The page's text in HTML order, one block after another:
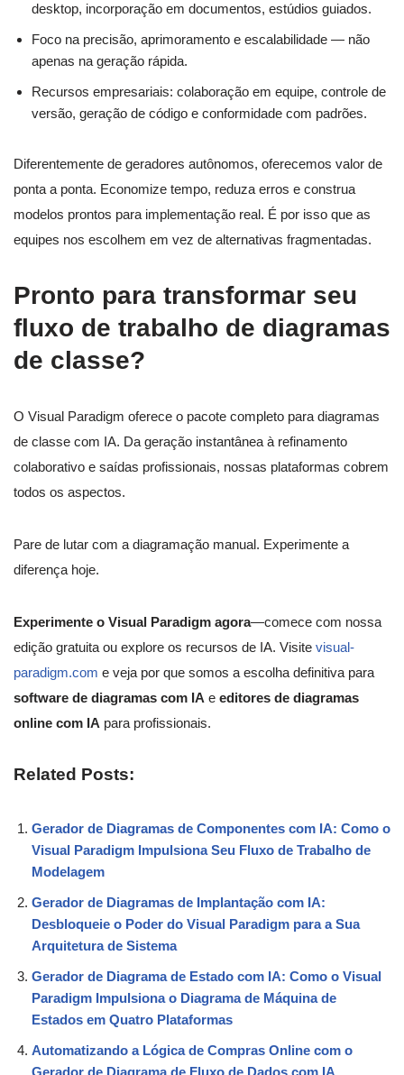
desktop, incorporação em documentos, estúdios guiados.
Foco na precisão, aprimoramento e escalabilidade — não
apenas na geração rápida.
Recursos empresariais: colaboração em equipe, controle de
versão, geração de código e conformidade com padrões.
Diferentemente de geradores autônomos, oferecemos valor de
ponta a ponta. Economize tempo, reduza erros e construa
modelos prontos para implementação real. É por isso que as
equipes nos escolhem em vez de alternativas fragmentadas.
Pronto para transformar seu
fluxo de trabalho de diagramas
de classe?
O Visual Paradigm oferece o pacote completo para diagramas
de classe com IA. Da geração instantânea à refinamento
colaborativo e saídas profissionais, nossas plataformas cobrem
todos os aspectos.
Pare de lutar com a diagramação manual. Experimente a
diferença hoje.
Experimente o Visual Paradigm agora—comece com nossa
edição gratuita ou explore os recursos de IA. Visite visual-
paradigm.com e veja por que somos a escolha definitiva para
software de diagramas com IA e editores de diagramas
online com IA para profissionais.
Related Posts:
Gerador de Diagramas de Componentes com IA: Como o
Visual Paradigm Impulsiona Seu Fluxo de Trabalho de
Modelagem
Gerador de Diagramas de Implantação com IA:
Desbloqueie o Poder do Visual Paradigm para a Sua
Arquitetura de Sistema
Gerador de Diagrama de Estado com IA: Como o Visual
Paradigm Impulsiona o Diagrama de Máquina de
Estados em Quatro Plataformas
Automatizando a Lógica de Compras Online com o
Gerador de Diagrama de Fluxo de Dados com IA